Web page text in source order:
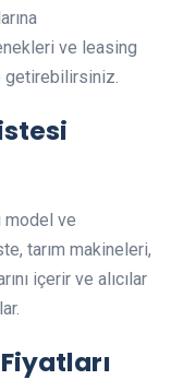
ve leasing
getirebilirsiniz.
model ve
tarım makineleri,
içerir ve alıcılar